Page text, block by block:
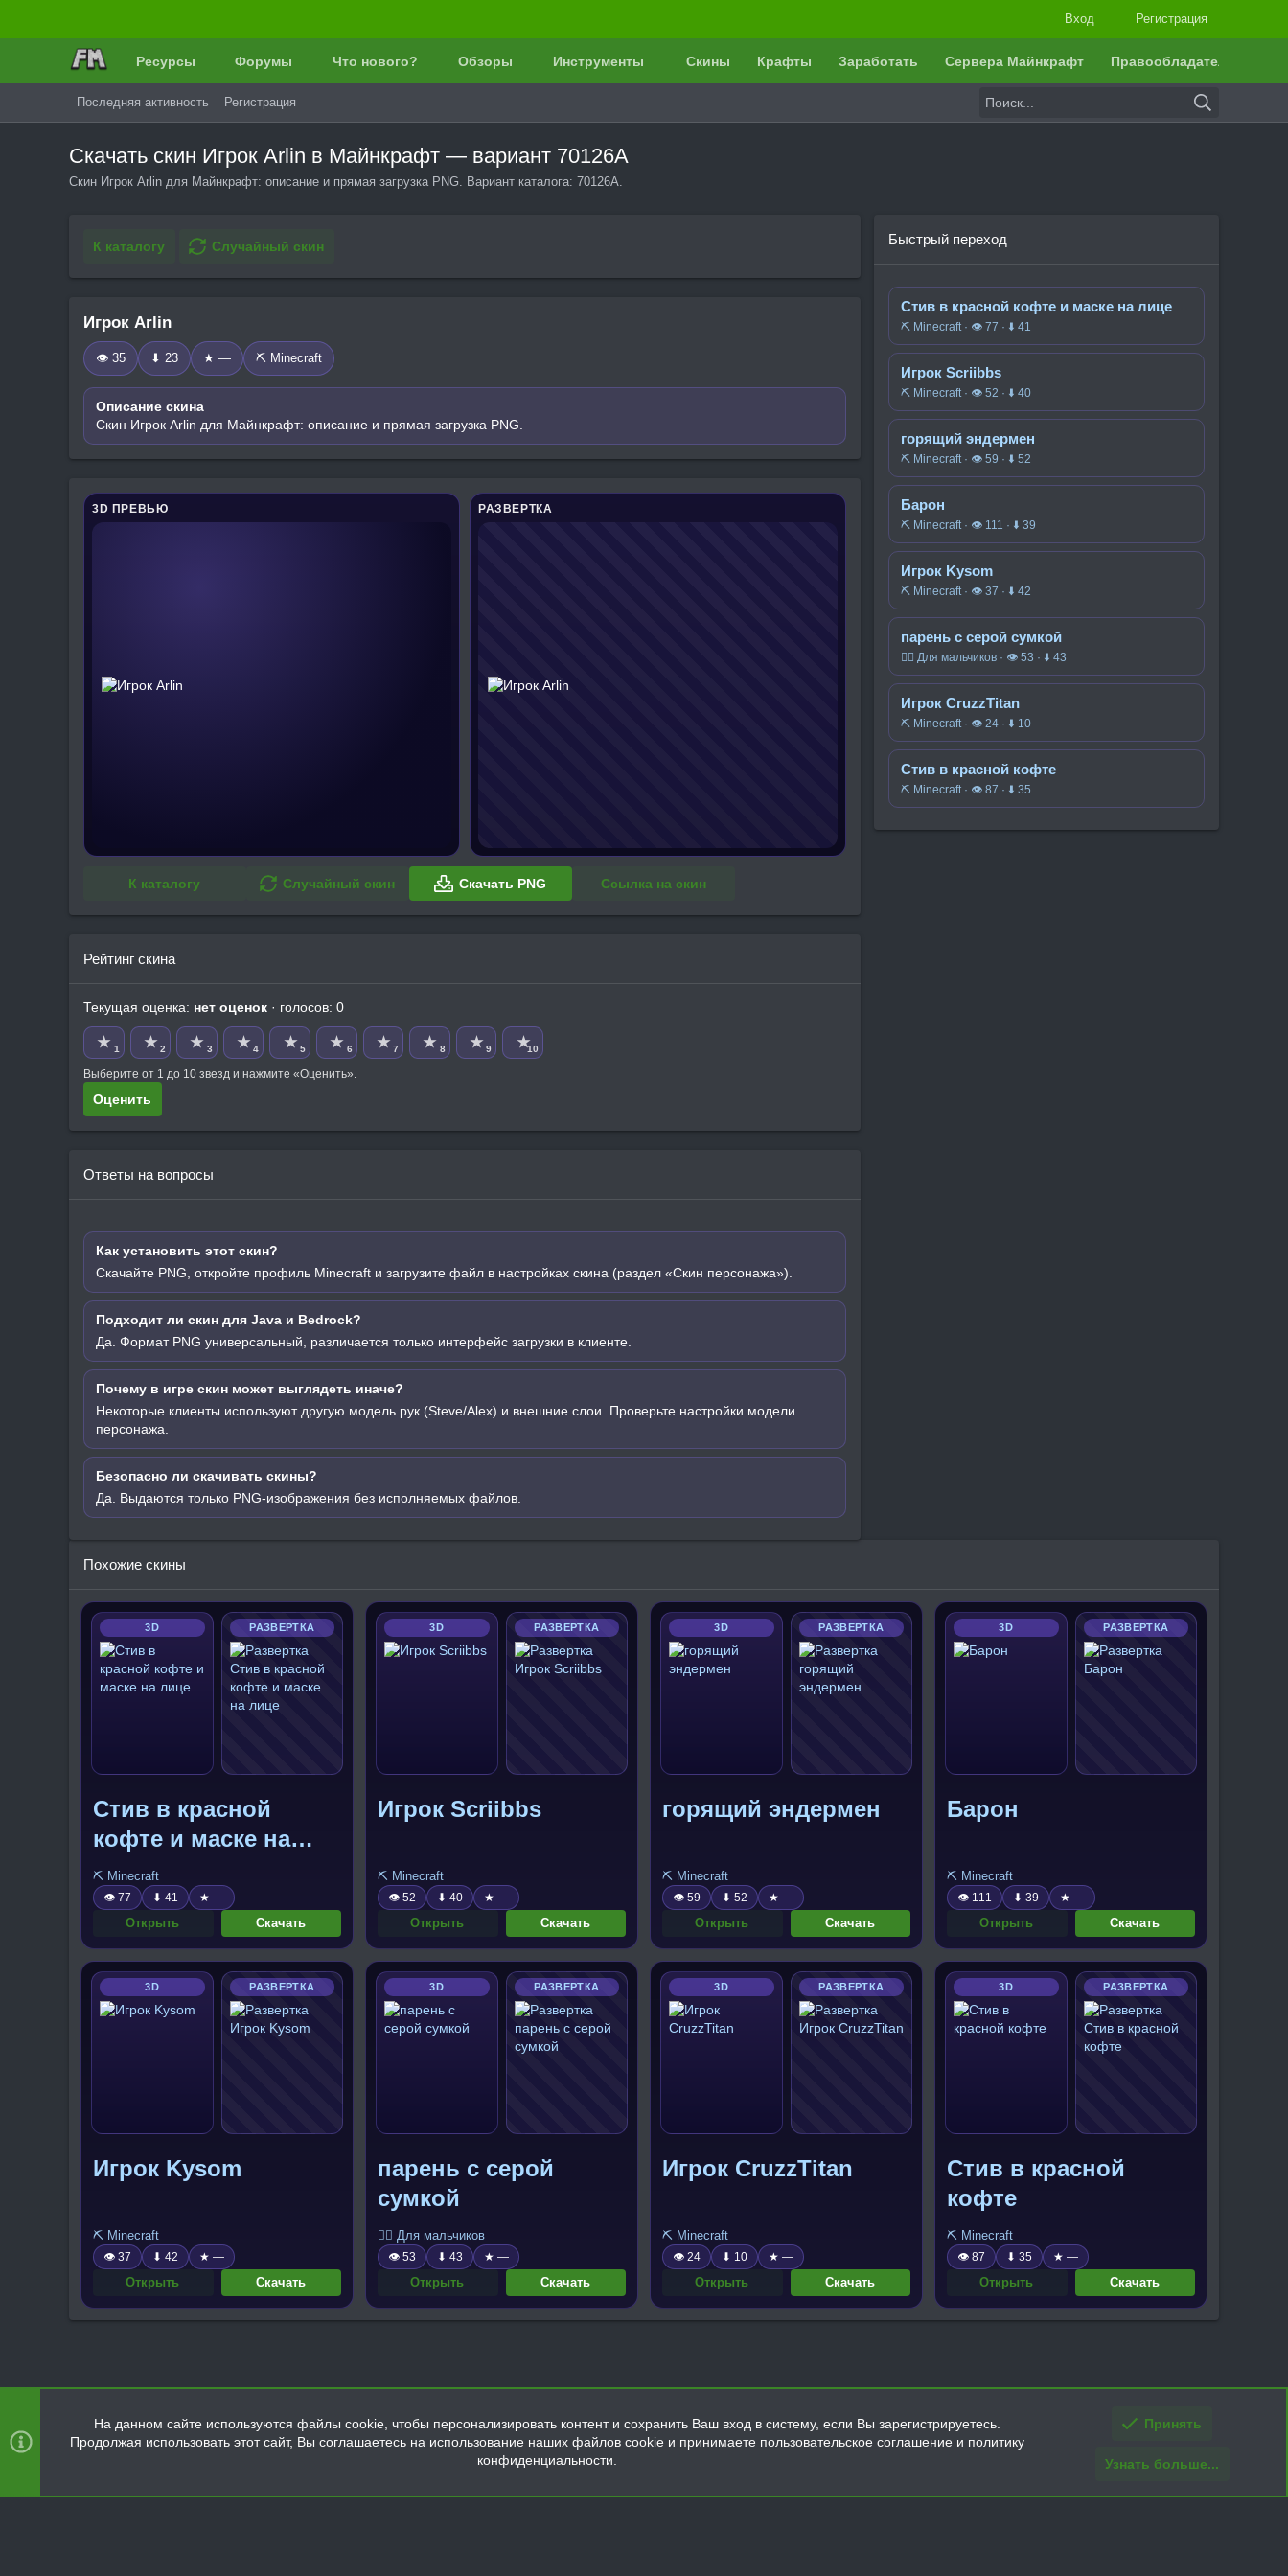
Вход Регистрация
Ресурсы Форумы Что нового? Обзоры Инструменты Скины Крафты Заработать Сервера Майнкрафт Правообладателям
Последняя активность Регистрация
Скачать скин Игрок Arlin в Майнкрафт — вариант 70126A
Скин Игрок Arlin для Майнкрафт: описание и прямая загрузка PNG. Вариант каталога: 70126A.
К каталогу Случайный скин
Игрок Arlin
👁 35 ⬇ 23 ★ — ⛏️ Minecraft
Описание скина
Скин Игрок Arlin для Майнкрафт: описание и прямая загрузка PNG.
3D ПРЕВЬЮ РАЗВЕРТКА
К каталогу Случайный скин Скачать PNG Ссылка на скин
Рейтинг скина
Текущая оценка: нет оценок · голосов: 0
★ 1 ★ 2 ★ 3 ★ 4 ★ 5 ★ 6 ★ 7 ★ 8 ★ 9 ★10
Выберите от 1 до 10 звезд и нажмите «Оценить».
Оценить
Ответы на вопросы
Как установить этот скин?
Скачайте PNG, откройте профиль Minecraft и загрузите файл в настройках скина (раздел «Скин персонажа»).
Подходит ли скин для Java и Bedrock?
Да. Формат PNG универсальный, различается только интерфейс загрузки в клиенте.
Почему в игре скин может выглядеть иначе?
Некоторые клиенты используют другую модель рук (Steve/Alex) и внешние слои. Проверьте настройки модели
персонажа.
Безопасно ли скачивать скины?
Да. Выдаются только PNG-изображения без исполняемых файлов.
Быстрый переход
Стив в красной кофте и маске на лице
⛏️ Minecraft · 👁 77 · ⬇ 41
Игрок Scriibbs
⛏️ Minecraft · 👁 52 · ⬇ 40
горящий эндермен
⛏️ Minecraft · 👁 59 · ⬇ 52
Барон
⛏️ Minecraft · 👁 111 · ⬇ 39
Игрок Kysom
⛏️ Minecraft · 👁 37 · ⬇ 42
парень с серой сумкой
🧍‍♂️ Для мальчиков · 👁 53 · ⬇ 43
Игрок CruzzTitan
⛏️ Minecraft · 👁 24 · ⬇ 10
Стив в красной кофте
⛏️ Minecraft · 👁 87 · ⬇ 35
Похожие скины
3D РАЗВЕРТКА
Стив в красной
кофте и маске на
лице
⛏️ Minecraft
👁 77 ⬇ 41 ★ —
Открыть Скачать
3D РАЗВЕРТКА
Игрок Scriibbs
⛏️ Minecraft
👁 52 ⬇ 40 ★ —
Открыть Скачать
3D РАЗВЕРТКА
горящий эндермен
⛏️ Minecraft
👁 59 ⬇ 52 ★ —
Открыть Скачать
3D РАЗВЕРТКА
Барон
⛏️ Minecraft
👁 111 ⬇ 39 ★ —
Открыть Скачать
3D РАЗВЕРТКА
Игрок Kysom
⛏️ Minecraft
👁 37 ⬇ 42 ★ —
Открыть Скачать
3D РАЗВЕРТКА
парень с серой
сумкой
🧍‍♂️ Для мальчиков
👁 53 ⬇ 43 ★ —
Открыть Скачать
3D РАЗВЕРТКА
Игрок CruzzTitan
⛏️ Minecraft
👁 24 ⬇ 10 ★ —
Открыть Скачать
3D РАЗВЕРТКА
Стив в красной
кофте
⛏️ Minecraft
👁 87 ⬇ 35 ★ —
Открыть Скачать
Главная
R
S
На данном сайте используются файлы cookie, чтобы персонализировать контент и сохранить Ваш вход в систему, если Вы зарегистрируетесь.
Продолжая использовать этот сайт, Вы соглашаетесь на использование наших файлов cookie и принимаете пользовательское соглашение и политику
конфиденциальности.
Принять
Узнать больше...